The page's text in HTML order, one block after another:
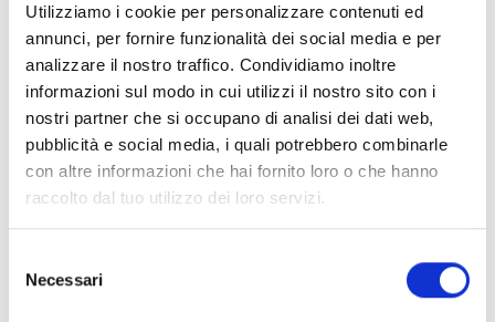
Utilizziamo i cookie per personalizzare contenuti ed
annunci, per fornire funzionalità dei social media e per
analizzare il nostro traffico. Condividiamo inoltre
informazioni sul modo in cui utilizzi il nostro sito con i
nostri partner che si occupano di analisi dei dati web,
pubblicità e social media, i quali potrebbero combinarle
con altre informazioni che hai fornito loro o che hanno
raccolto dal tuo utilizzo dei loro servizi.
delNecessari
torna alla lista
IL CONTENUTO VI È STATO UTILE?
Sì
No
MOSTRA SULLA CARTINA ALTRI ROCCHE &